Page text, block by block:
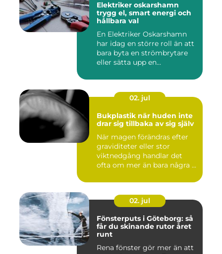
Elektriker oskarshamn
trygg el, smart energi och
hållbara val
En Elektriker Oskarshamn
har idag en större roll än att
bara byta en strömbrytare
eller sätta upp en...
02. jul
Bukplastik när huden inte
drar sig tillbaka av sig själv
När magen förändras efter
graviditeter eller stor
viktnedgång handlar det
ofta om mer än bara några ...
02. jul
Fönsterputs i Göteborg: så
får du skinande rutor året
runt
Rena fönster gör mer än att